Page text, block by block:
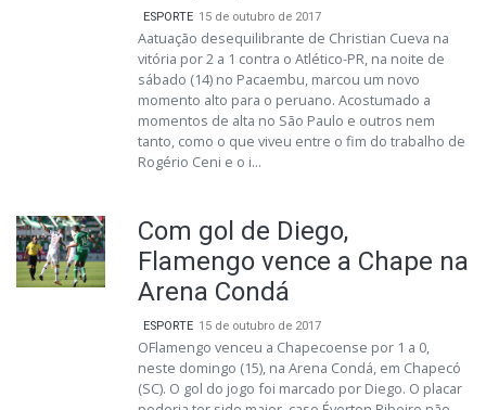
ESPORTE 15 de outubro de 2017
Aatuação desequilibrante de Christian Cueva na
vitória por 2 a 1 contra o Atlético-PR, na noite de
sábado (14) no Pacaembu, marcou um novo
momento alto para o peruano. Acostumado a
momentos de alta no São Paulo e outros nem
tanto, como o que viveu entre o fim do trabalho de
Rogério Ceni e o i...
Com gol de Diego,
Flamengo vence a Chape na
Arena Condá
ESPORTE 15 de outubro de 2017
OFlamengo venceu a Chapecoense por 1 a 0,
neste domingo (15), na Arena Condá, em Chapecó
(SC). O gol do jogo foi marcado por Diego. O placar